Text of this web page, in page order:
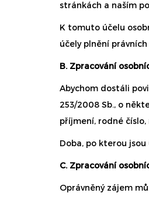
stránkách a naším
K tomuto účelu
účely plnění
B. Zpracování
Abychom dostáli
253/2008 Sb., o
příjmení, rodné
Doba, po kterou
C. Zpracování
Oprávněný zájem